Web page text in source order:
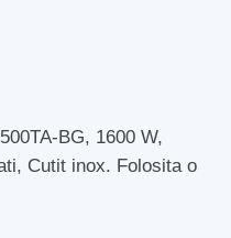
BG, 1600 W,
Cutit inox. Folosita o